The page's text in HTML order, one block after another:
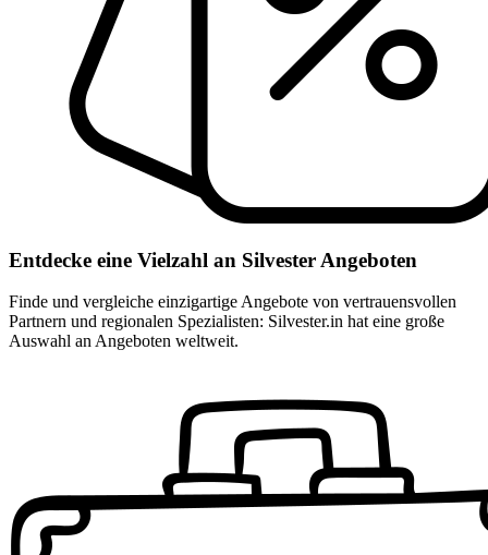
Entdecke eine Vielzahl an Silvester Angeboten
Finde und vergleiche einzigartige Angebote von vertrauensvollen
Partnern und regionalen Spezialisten: Silvester.in hat eine große
Auswahl an Angeboten weltweit.